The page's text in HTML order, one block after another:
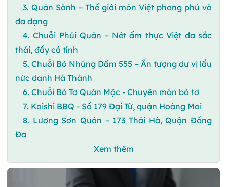
3. Quán Sành – Thế giới món Việt phong phú và
đa dạng
4. Chuỗi Phủi Quán – Nét ẩm thực Việt đa sắc
thái, đầy cá tính
5. Chuỗi Bò Nhúng Dấm 555 – Ấn tượng dư vị lẩu
nức danh Hà Thành
6. Chuỗi Bò Tơ Quán Mộc - Chuyên món bò tơ
7. Koishi BBQ - Số 179 Đại Từ, quận Hoàng Mai
8. Lương Sơn Quán – 173 Thái Hà, Quận Đống
Đa
Xem thêm